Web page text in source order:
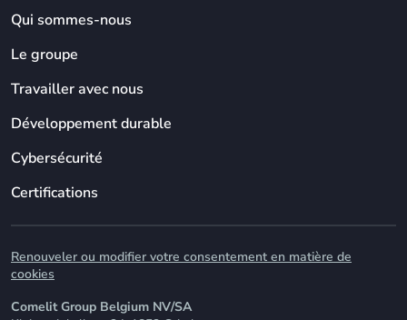
Qui sommes-nous
Le groupe
Travailler avec nous
Développement durable
Cybersécurité
Certifications
Renouveler ou modifier votre consentement en matière de
cookies
Comelit Group Belgium NV/SA